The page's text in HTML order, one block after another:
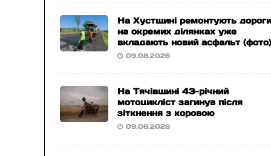
На Хустщині ремонтують
на окремих ділянках уже
вкладають новий асфальт (фото)
09.08.2026
На Тячівщині 43-річний
мотоцикліст загинув після
зіткнення з коровою
09.08.2026